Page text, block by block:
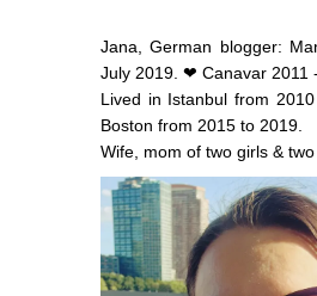
Jana, German blogger:
July 2019. ❤ Canavar 2011
Lived in Istanbul from
Boston from 2015 to 2019.
Wife, mom of two girls & two